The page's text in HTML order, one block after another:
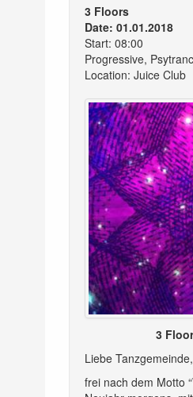
3 Floors
Date: 01.01.2018
Start: 08:00
Progressive,
Location: Juice Club
3
Liebe Tanzgemeinde,
frei nach dem Motto